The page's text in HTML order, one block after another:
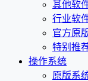
其他软
行业软
官方原
特别推
操作系统
原版系